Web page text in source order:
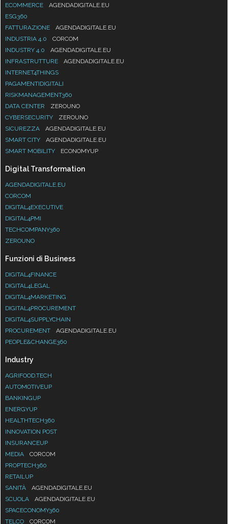
ECOMMERCE
AGENDADIGITALE.EU
ESG360
FATTURAZIONE
AGENDADIGITALE.EU
INDUSTRIA 4.0
CORCOM
INDUSTRY 4.0
AGENDADIGITALE.EU
INFRASTRUTTURE
AGENDADIGITALE.EU
INTERNET4THINGS
PAGAMENTIDIGITALI
RISKMANAGEMENT360
DATA CENTER
ZEROUNO
CYBERSECURITY
ZEROUNO
SICUREZZA
AGENDADIGITALE.EU
SMART CITY
AGENDADIGITALE.EU
SMART MOBILITY
ECONOMYUP
Digital Transformation
AGENDADIGITALE.EU
CORCOM
DIGITAL4EXECUTIVE
DIGITAL4PMI
TECHCOMPANY360
ZEROUNO
Funzioni di Business
DIGITAL4FINANCE
DIGITAL4LEGAL
DIGITAL4MARKETING
DIGITAL4PROCUREMENT
DIGITAL4SUPPLYCHAIN
PROCUREMENT
AGENDADIGITALE.EU
PEOPLE&CHANGE360
Industry
AGRIFOOD.TECH
AUTOMOTIVEUP
BANKINGUP
ENERGYUP
HEALTHTECH360
INNOVATION POST
INSURANCEUP
MEDIA
CORCOM
PROPTECH360
RETAILUP
SANITÀ
AGENDADIGITALE.EU
SCUOLA
AGENDADIGITALE.EU
SPACECONOMY360
TELCO
CORCOM